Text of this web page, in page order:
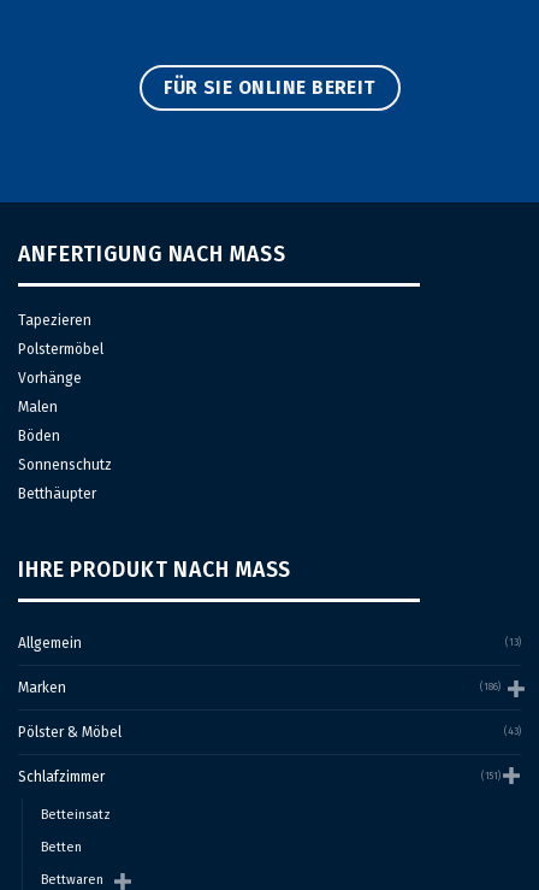
FÜR SIE ONLINE BEREIT
ANFERTIGUNG NACH MASS
Tapezieren
Polstermöbel
Vorhänge
Malen
Böden
Sonnenschutz
Betthäupter
IHRE PRODUKT NACH MASS
Allgemein (13)
Marken (186)
Pölster & Möbel (43)
Schlafzimmer (151)
Betteinsatz
Betten
Bettwaren